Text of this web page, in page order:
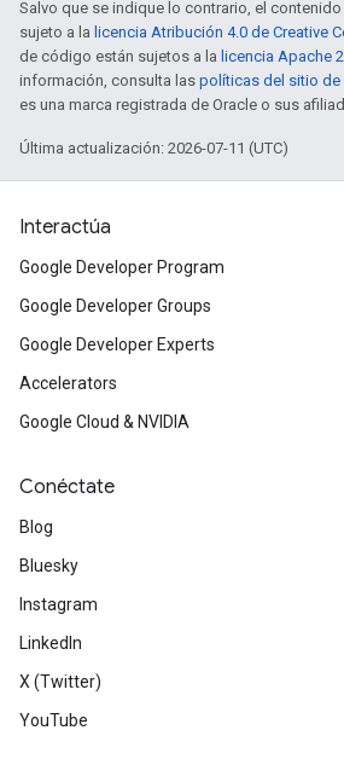
Salvo que se indique lo contrario, el
sujeto a la licencia Atribución 4.0 de Creative
de código están sujetos a la licencia Apache
información, consulta las políticas del sitio de
es una marca registrada de Oracle o sus
Última actualización: 2026-07-11 (UTC)
Interactúa
Google Developer Program
Google Developer Groups
Google Developer Experts
Accelerators
Google Cloud & NVIDIA
Conéctate
Blog
Bluesky
Instagram
LinkedIn
X (Twitter)
YouTube